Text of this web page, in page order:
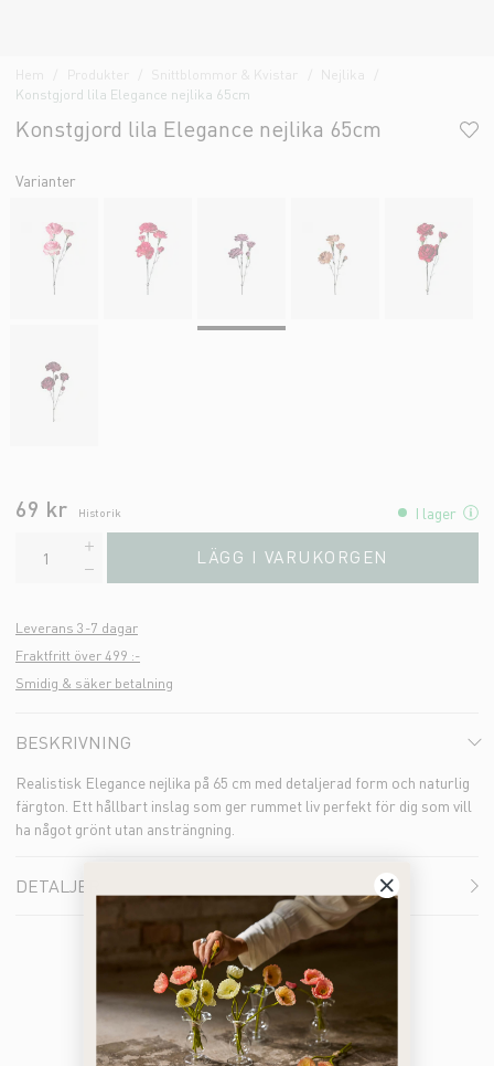
Hem Produkter Snittblommor & Kvistar
Konstgjord lila Elegance nejlika 65cm
Konstgjord lila Elegance nejlika 65cm
Varianter
69 kr Historik I lager
LÄGG I VARUKORGEN
Leverans 3-7 dagar
Fraktfritt över 499 :-
Smidig & säker betalning
BESKRIVNING
Realistisk Elegance nejlika på 65 cm med detaljerad form och naturlig
färgton. Ett hållbart inslag som ger rummet liv perfekt för dig som vill
ha något grönt utan ansträngning.
DETALJER
Du kanske också gillar